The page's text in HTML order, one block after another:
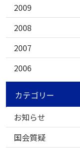
2009
2008
2007
2006
カテゴリー
お知らせ
国会質疑